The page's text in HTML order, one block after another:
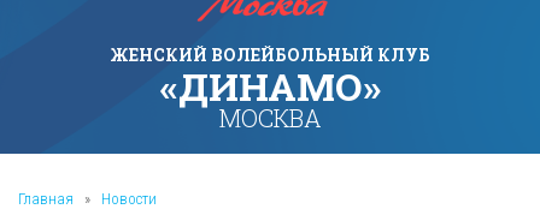
ЖЕНСКИЙ ВОЛЕЙБОЛЬНЫЙ КЛУБ
«ДИНАМО»
МОСКВА
Главная » Новости